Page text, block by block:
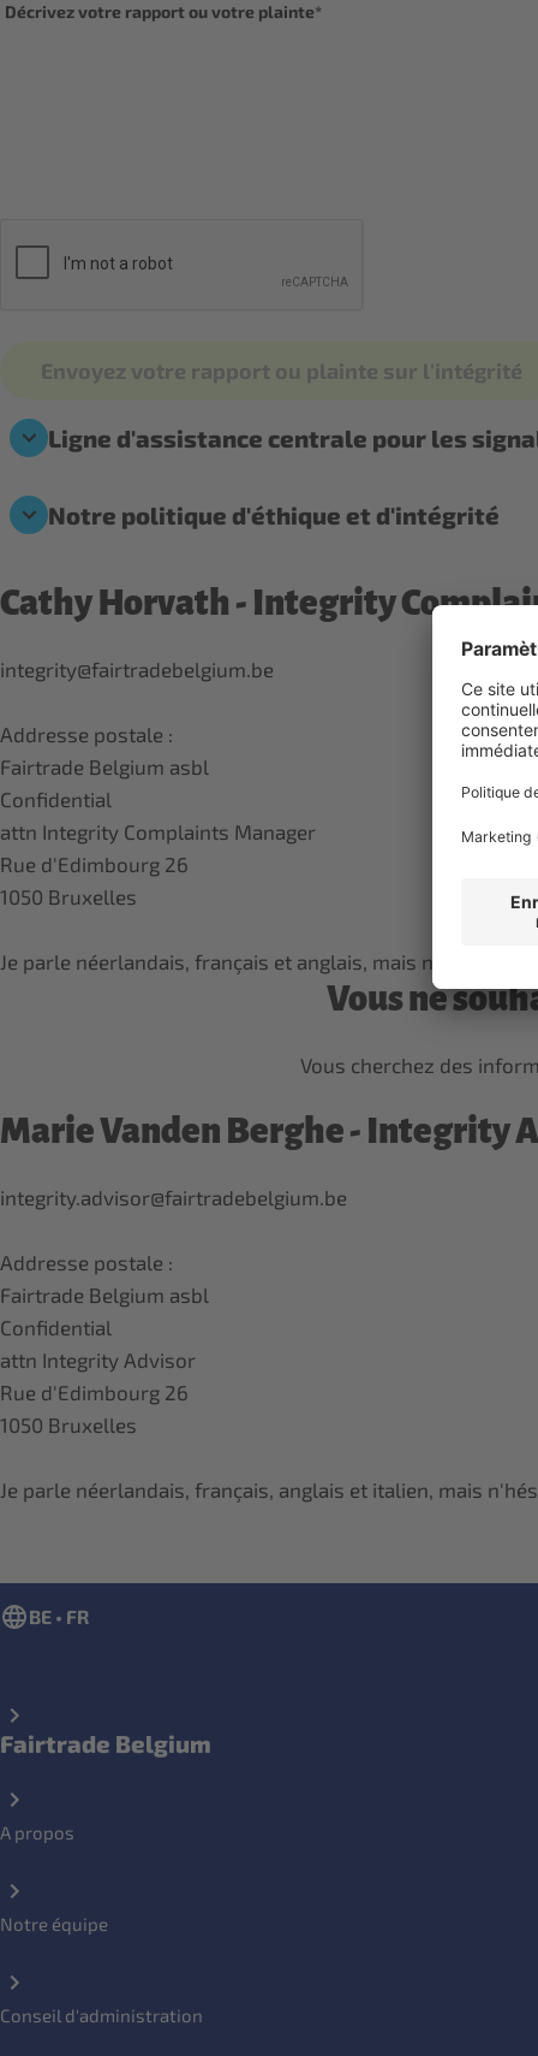
Décrivez votre rapport ou votre plainte*
Envoyez votre rapport ou plainte sur l'intégrité
Ligne d'assistance centrale pour les
Notre politique d'éthique et d'intégrité
Cathy Horvath - Integrity
integrity@fairtradebelgium.be
Addresse postale :
Fairtrade Belgium asbl
Confidential
attn Integrity Complaints Manager
Rue d'Edimbourg 26
1050 Bruxelles
Je parle néerlandais, français et anglais, mais n'hésitez
Vous ne
Vous cherchez des
Marie Vanden Berghe - Integrity
integrity.advisor@fairtradebelgium.be
Addresse postale :
Fairtrade Belgium asbl
Confidential
attn Integrity Advisor
Rue d'Edimbourg 26
1050 Bruxelles
Je parle néerlandais, français, anglais et italien, mais
BE • FR
Fairtrade Belgium
A propos
Notre équipe
Conseil d'administration